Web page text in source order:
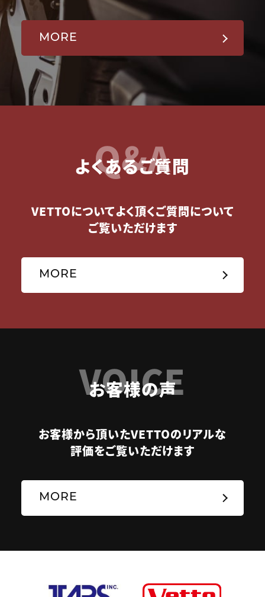
MORE
Q&A
よくあるご質問
VETTOについてよく頂くご質問について
ご覧いただけます
MORE
VOICE
お客様の声
お客様から頂いたVETTOのリアルな
評価をご覧いただけます
MORE